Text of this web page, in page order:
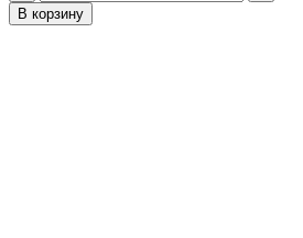
В корзину